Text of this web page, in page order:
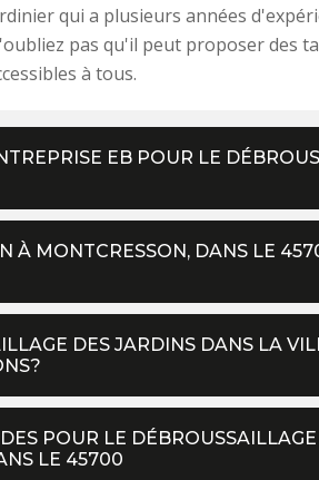
qui a plusieurs années
pas qu'il peut proposer des
à tous.
EB POUR LE
À MONTCRESSON, DANS LE
DES JARDINS DANS LA
POUR LE
LE 45700